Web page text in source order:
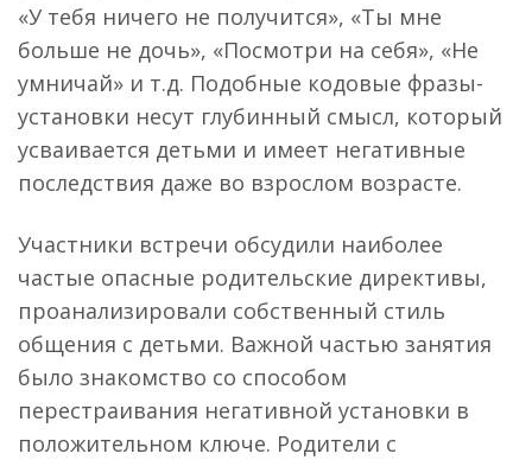
«У тебя ничего не получится», «Ты мне
больше не дочь», «Посмотри на себя», «Не
умничай» и т.д. Подобные кодовые фразы-
установки несут глубинный смысл, который
усваивается детьми и имеет негативные
последствия даже во взрослом возрасте.
Участники встречи обсудили наиболее
частые опасные родительские директивы,
проанализировали собственный стиль
общения с детьми. Важной частью занятия
было знакомство со способом
перестраивания негативной установки в
положительном ключе. Родители с